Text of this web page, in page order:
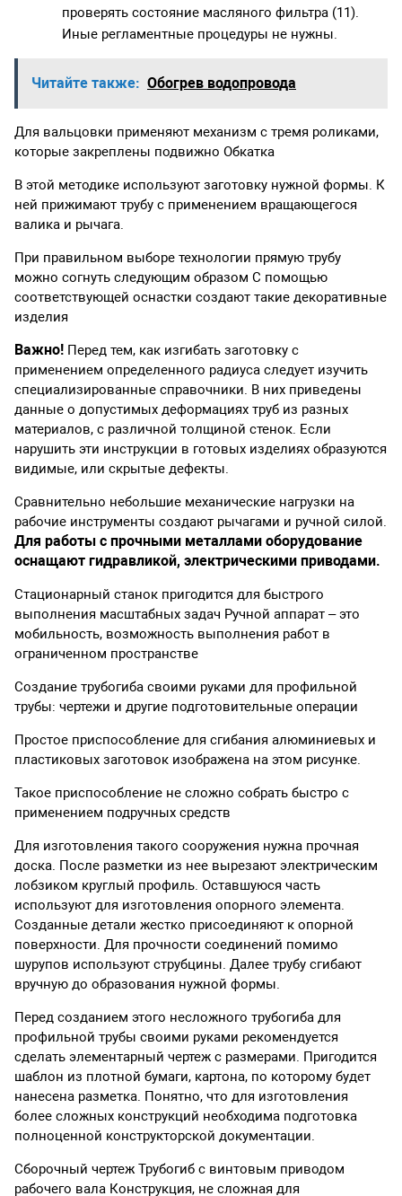
проверять состояние масляного фильтра (11).
Иные регламентные процедуры не нужны.
Читайте также: Обогрев водопровода
Для вальцовки применяют механизм с тремя роликами,
которые закреплены подвижно Обкатка
В этой методике используют заготовку нужной формы. К
ней прижимают трубу с применением вращающегося
валика и рычага.
При правильном выборе технологии прямую трубу
можно согнуть следующим образом С помощью
соответствующей оснастки создают такие декоративные
изделия
Важно! Перед тем, как изгибать заготовку с
применением определенного радиуса следует изучить
специализированные справочники. В них приведены
данные о допустимых деформациях труб из разных
материалов, с различной толщиной стенок. Если
нарушить эти инструкции в готовых изделиях образуются
видимые, или скрытые дефекты.
Сравнительно небольшие механические нагрузки на
рабочие инструменты создают рычагами и ручной силой.
Для работы с прочными металлами оборудование
оснащают гидравликой, электрическими приводами.
Стационарный станок пригодится для быстрого
выполнения масштабных задач Ручной аппарат – это
мобильность, возможность выполнения работ в
ограниченном пространстве
Создание трубогиба своими руками для профильной
трубы: чертежи и другие подготовительные операции
Простое приспособление для сгибания алюминиевых и
пластиковых заготовок изображена на этом рисунке.
Такое приспособление не сложно собрать быстро с
применением подручных средств
Для изготовления такого сооружения нужна прочная
доска. После разметки из нее вырезают электрическим
лобзиком круглый профиль. Оставшуюся часть
используют для изготовления опорного элемента.
Созданные детали жестко присоединяют к опорной
поверхности. Для прочности соединений помимо
шурупов используют струбцины. Далее трубу сгибают
вручную до образования нужной формы.
Перед созданием этого несложного трубогиба для
профильной трубы своими руками рекомендуется
сделать элементарный чертеж с размерами. Пригодится
шаблон из плотной бумаги, картона, по которому будет
нанесена разметка. Понятно, что для изготовления
более сложных конструкций необходима подготовка
полноценной конструкторской документации.
Сборочный чертеж Трубогиб с винтовым приводом
рабочего вала Конструкция, не сложная для